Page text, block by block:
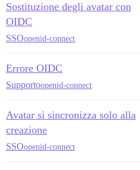
Sostituzione degli avatar con
OIDC
SSOopenid-connect
Errore OIDC
Supportoopenid-connect
Avatar si sincronizza solo alla
creazione
SSOopenid-connect